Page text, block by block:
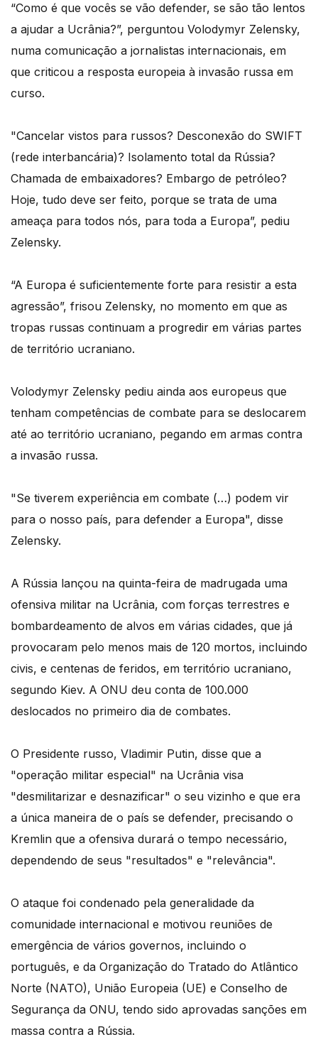
“Como é que vocês se vão defender, se são tão lentos
a ajudar a Ucrânia?”, perguntou Volodymyr Zelensky,
numa comunicação a jornalistas internacionais, em
que criticou a resposta europeia à invasão russa em
curso.
"Cancelar vistos para russos? Desconexão do SWIFT
(rede interbancária)? Isolamento total da Rússia?
Chamada de embaixadores? Embargo de petróleo?
Hoje, tudo deve ser feito, porque se trata de uma
ameaça para todos nós, para toda a Europa”, pediu
Zelensky.
“A Europa é suficientemente forte para resistir a esta
agressão”, frisou Zelensky, no momento em que as
tropas russas continuam a progredir em várias partes
de território ucraniano.
Volodymyr Zelensky pediu ainda aos europeus que
tenham competências de combate para se deslocarem
até ao território ucraniano, pegando em armas contra
a invasão russa.
"Se tiverem experiência em combate (…) podem vir
para o nosso país, para defender a Europa", disse
Zelensky.
A Rússia lançou na quinta-feira de madrugada uma
ofensiva militar na Ucrânia, com forças terrestres e
bombardeamento de alvos em várias cidades, que já
provocaram pelo menos mais de 120 mortos, incluindo
civis, e centenas de feridos, em território ucraniano,
segundo Kiev. A ONU deu conta de 100.000
deslocados no primeiro dia de combates.
O Presidente russo, Vladimir Putin, disse que a
"operação militar especial" na Ucrânia visa
"desmilitarizar e desnazificar" o seu vizinho e que era
a única maneira de o país se defender, precisando o
Kremlin que a ofensiva durará o tempo necessário,
dependendo de seus "resultados" e "relevância".
O ataque foi condenado pela generalidade da
comunidade internacional e motivou reuniões de
emergência de vários governos, incluindo o
português, e da Organização do Tratado do Atlântico
Norte (NATO), União Europeia (UE) e Conselho de
Segurança da ONU, tendo sido aprovadas sanções em
massa contra a Rússia.